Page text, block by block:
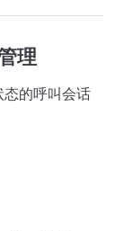
理
态的呼叫会话